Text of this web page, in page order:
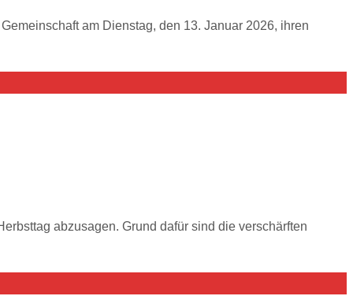
am Dienstag, den 13. Januar 2026, ihren
abzusagen. Grund dafür sind die verschärften